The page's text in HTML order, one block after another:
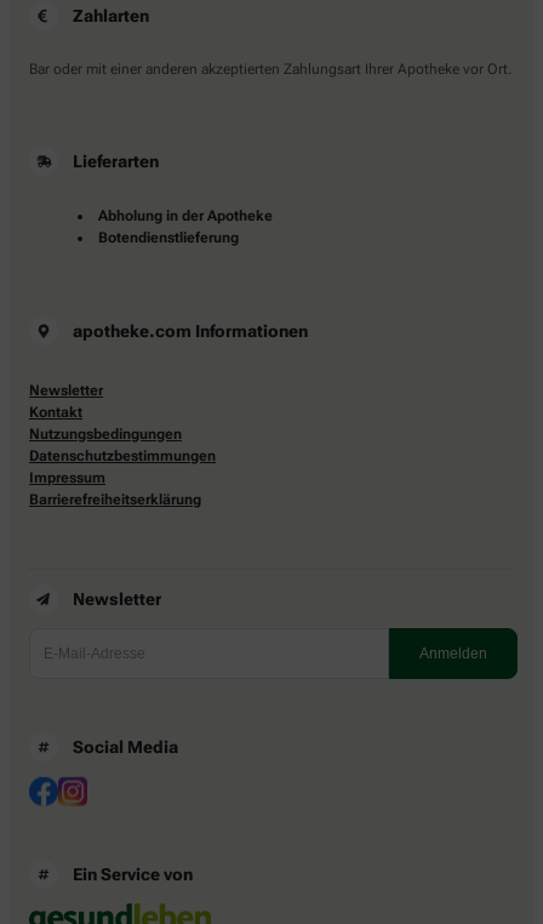
Zahlarten
Bar oder mit einer anderen akzeptierten Zahlungsart Ihrer Apotheke vor Ort.
Lieferarten
Abholung in der Apotheke
Botendienstlieferung
apotheke.com Informationen
Newsletter
Kontakt
Nutzungsbedingungen
Datenschutzbestimmungen
Impressum
Barrierefreiheitserklärung
Newsletter
Social Media
Ein Service von